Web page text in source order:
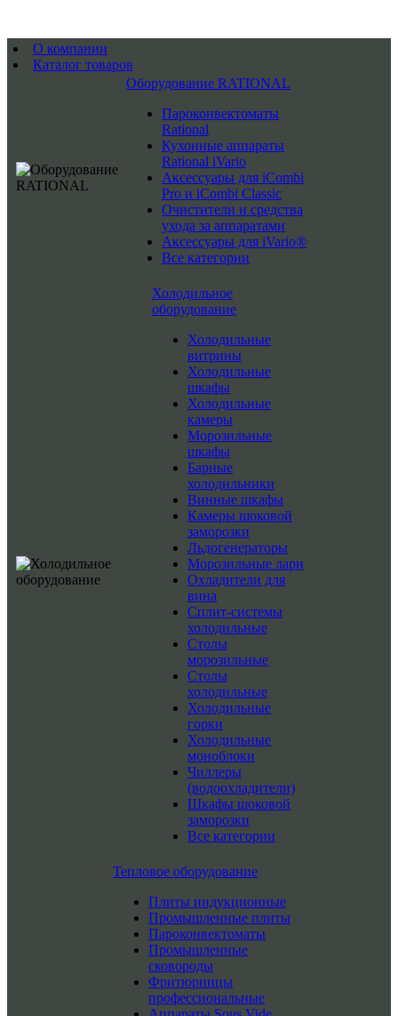
О компании
Каталог товаров
Оборудование RATIONAL
Пароконвектоматы
Rational
Кухонные аппараты
Rational iVario
Аксессуары для iCombi
Pro и iCombi Classic
Очистители и средства
ухода за аппаратами
Аксессуары для iVario®
Все категории
Холодильное
оборудование
Холодильные
витрины
Холодильные
шкафы
Холодильные
камеры
Морозильные
шкафы
Барные
холодильники
Винные шкафы
Камеры шоковой
заморозки
Льдогенераторы
Морозильные лари
Охладители для
вина
Сплит-системы
холодильные
Столы
морозильные
Столы
холодильные
Холодильные
горки
Холодильные
моноблоки
Чиллеры
(водоохладители)
Шкафы шоковой
заморозки
Все категории
Тепловое оборудование
Плиты индукционные
Промышленные плиты
Пароконвектоматы
Промышленные
сковороды
Фритюрницы
профессиональные